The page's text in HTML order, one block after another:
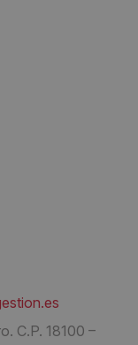
C.P. 18100 –